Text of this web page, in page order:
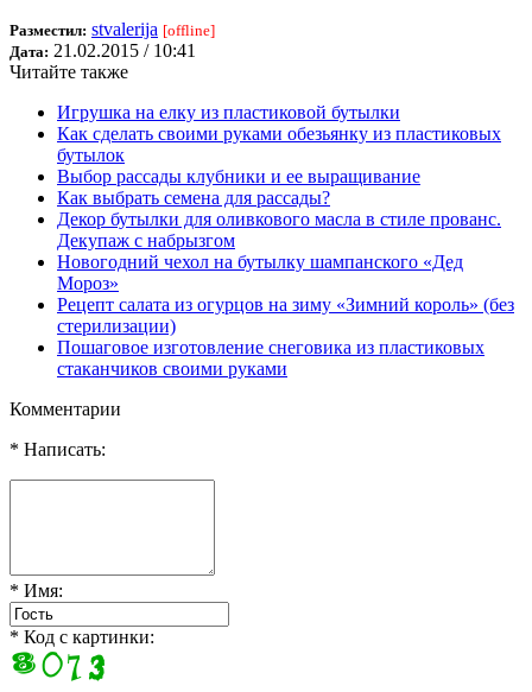
Разместил: stvalerija [offline]
Дата: 21.02.2015 / 10:41
Читайте также
Игрушка на елку из пластиковой бутылки
Как сделать своими руками обезьянку из пластиковых
бутылок
Выбор рассады клубники и ее выращивание
Как выбрать семена для рассады?
Декор бутылки для оливкового масла в стиле прованс.
Декупаж с набрызгом
Новогодний чехол на бутылку шампанского «Дед
Мороз»
Рецепт салата из огурцов на зиму «Зимний король» (без
стерилизации)
Пошаговое изготовление снеговика из пластиковых
стаканчиков своими руками
Комментарии
* Написать:
* Имя:
* Код с картинки: